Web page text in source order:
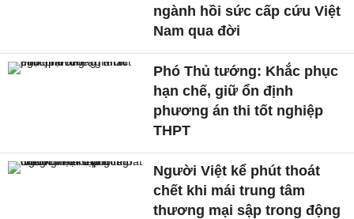
ngành hồi sức cấp cứu Việt
Nam qua đời
Phó Thủ tướng: Khắc phục
hạn chế, giữ ổn định
phương án thi tốt nghiệp
THPT
Người Việt kể phút thoát
chết khi mái trung tâm
thương mại sập trong động